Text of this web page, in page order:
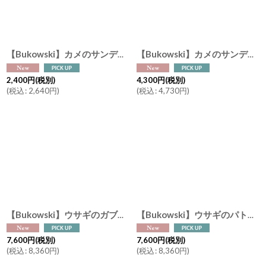
【Bukowski】カメのサンディー バッグチャーム Sandy グリーン ピンク 10cm スウェーデンのぬいぐるみ キーホルダー ブコウスキー ソフトトイ 誕生日
2,400円(税別)
(税込: 2,640円)
【Bukowski】カメのサンディー Baby Sandy グリーン ピンク 20cm スウェーデンのぬいぐるみ ブコウスキー ソフトトイ 誕生日 結婚式
4,300円(税別)
(税込:4,730円)
【Bukowski】ウサギのガブリエル Gabrielle 40cm 頭にリボン ブラウン スウェーデンのぬいぐるみ ソフトトイ ブコウスキー 結婚式
7,600円(税別)
(税込: 8,360円)
【Bukowski】ウサギのパトリック Patrick 40cm 首にリボン ブラウン スウェーデンのぬいぐるみ ソフトトイ ブコウスキー 誕生日
7,600円(税別)
(税込: 8,360円)